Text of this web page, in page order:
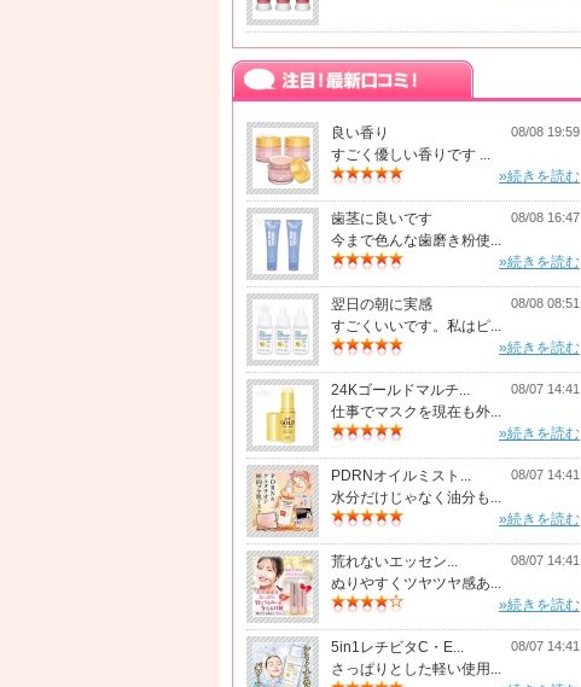
良い香り 08/08 19:59
すごく優しい香りです ...
»続きを読む
歯茎に良いです 08/08 16:47
今まで色んな歯磨き粉使...
»続きを読む
翌日の朝に実感 08/08 08:51
すごくいいです。私はピ...
»続きを読む
24Kゴールドマルチ... 08/07 14:41
仕事でマスクを現在も外...
»続きを読む
PDRNオイルミスト... 08/07 14:41
水分だけじゃなく油分も...
»続きを読む
荒れないエッセン... 08/07 14:41
ぬりやすくツヤツヤ感あ...
»続きを読む
5in1レチビタC・E... 08/07 14:41
さっぱりとした軽い使用...